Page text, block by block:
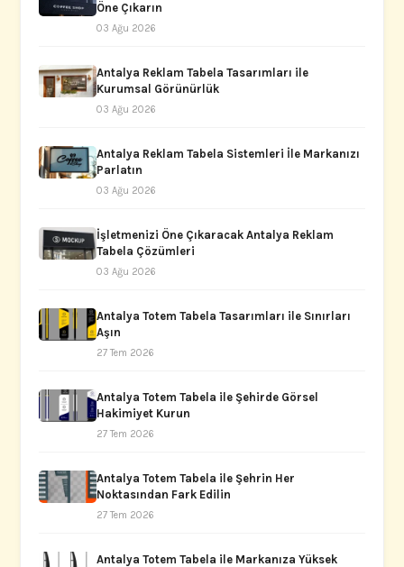
Öne Çıkarın
03 Ağu 2026
Antalya Reklam Tabela Tasarımları ile
Kurumsal Görünürlük
03 Ağu 2026
Antalya Reklam Tabela Sistemleri İle Markanızı
Parlatın
03 Ağu 2026
İşletmenizi Öne Çıkaracak Antalya Reklam
Tabela Çözümleri
03 Ağu 2026
Antalya Totem Tabela Tasarımları ile Sınırları
Aşın
27 Tem 2026
Antalya Totem Tabela ile Şehirde Görsel
Hakimiyet Kurun
27 Tem 2026
Antalya Totem Tabela ile Şehrin Her
Noktasından Fark Edilin
27 Tem 2026
Antalya Totem Tabela ile Markanıza Yüksek